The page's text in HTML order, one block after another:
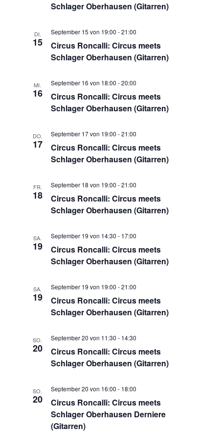
Schlager Oberhausen (Gitarren)
DI.
15
Circus Roncalli: Circus meets
Schlager Oberhausen (Gitarren)
September 15 von 19:00 -21:00
MI.
16
Circus Roncalli: Circus meets
Schlager Oberhausen (Gitarren)
September 16 von 18:00 -20:00
DO.
17
Circus Roncalli: Circus meets
Schlager Oberhausen (Gitarren)
September 17 von 19:00 -21:00
FR.
18
Circus Roncalli: Circus meets
Schlager Oberhausen (Gitarren)
September 18 von 19:00 -21:00
SA.
19
Circus Roncalli: Circus meets
Schlager Oberhausen (Gitarren)
September 19 von 14:30 - 17:00
SA.
19
Circus Roncalli: Circus meets
Schlager Oberhausen (Gitarren)
September 19 von 19:00 -21:00
SO.
20
Circus Roncalli: Circus meets
Schlager Oberhausen (Gitarren)
September 20 von 11:30 - 14:30
SO.
20
Circus Roncalli: Circus meets
Schlager Oberhausen Derniere
(Gitarren)
September 20 von 16:00 - 18:00